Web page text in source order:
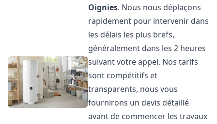
Oignies. Nous nous déplaçons
rapidement pour intervenir dans
les délais les plus brefs,
généralement dans les 2 heures
suivant votre appel. Nos tarifs
sont compétitifs et
transparents, nous vous
fournirons un devis détaillé
avant de commencer les travaux